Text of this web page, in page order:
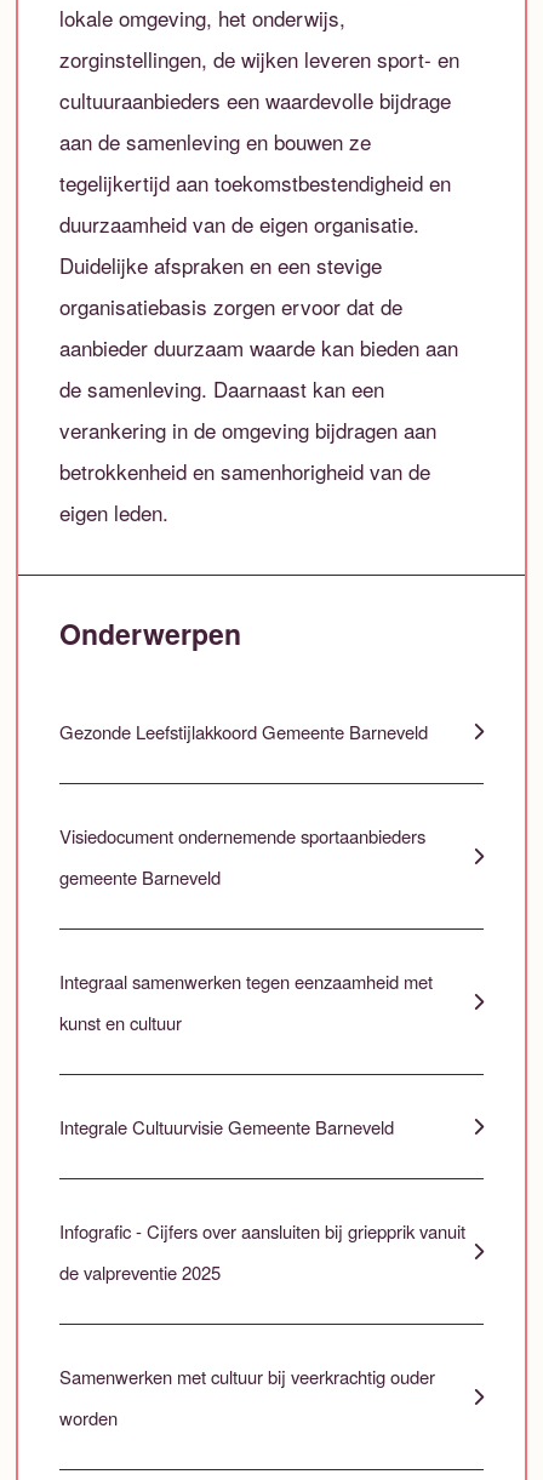
lokale omgeving, het onderwijs,
zorginstellingen, de wijken leveren sport- en
cultuuraanbieders een waardevolle bijdrage
aan de samenleving en bouwen ze
tegelijkertijd aan toekomstbestendigheid en
duurzaamheid van de eigen organisatie.
Duidelijke afspraken en een stevige
organisatiebasis zorgen ervoor dat de
aanbieder duurzaam waarde kan bieden aan
de samenleving. Daarnaast kan een
verankering in de omgeving bijdragen aan
betrokkenheid en samenhorigheid van de
eigen leden.
Onderwerpen
Gezonde Leefstijlakkoord Gemeente Barneveld
Visiedocument ondernemende sportaanbieders
gemeente Barneveld
Integraal samenwerken tegen eenzaamheid met
kunst en cultuur
Integrale Cultuurvisie Gemeente Barneveld
Infografic - Cijfers over aansluiten bij griepprik vanuit
de valpreventie 2025
Samenwerken met cultuur bij veerkrachtig ouder
worden